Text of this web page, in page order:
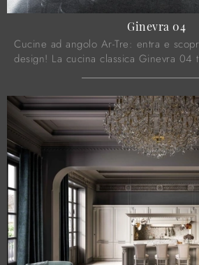
Ginevra 04
Cucine ad angolo Ar-Tre: entra e
design! La cucina classica Ginevra 04